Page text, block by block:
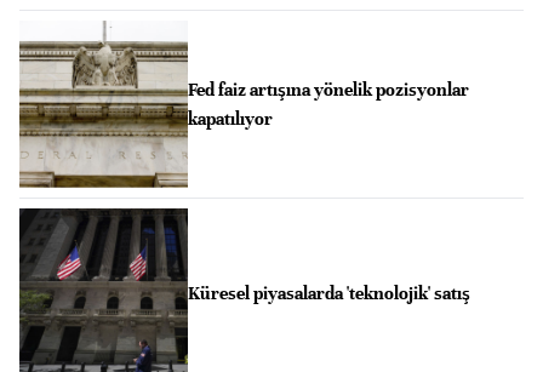
Fed faiz artışına yönelik pozisyonlar
kapatılıyor
Küresel piyasalarda 'teknolojik' satış